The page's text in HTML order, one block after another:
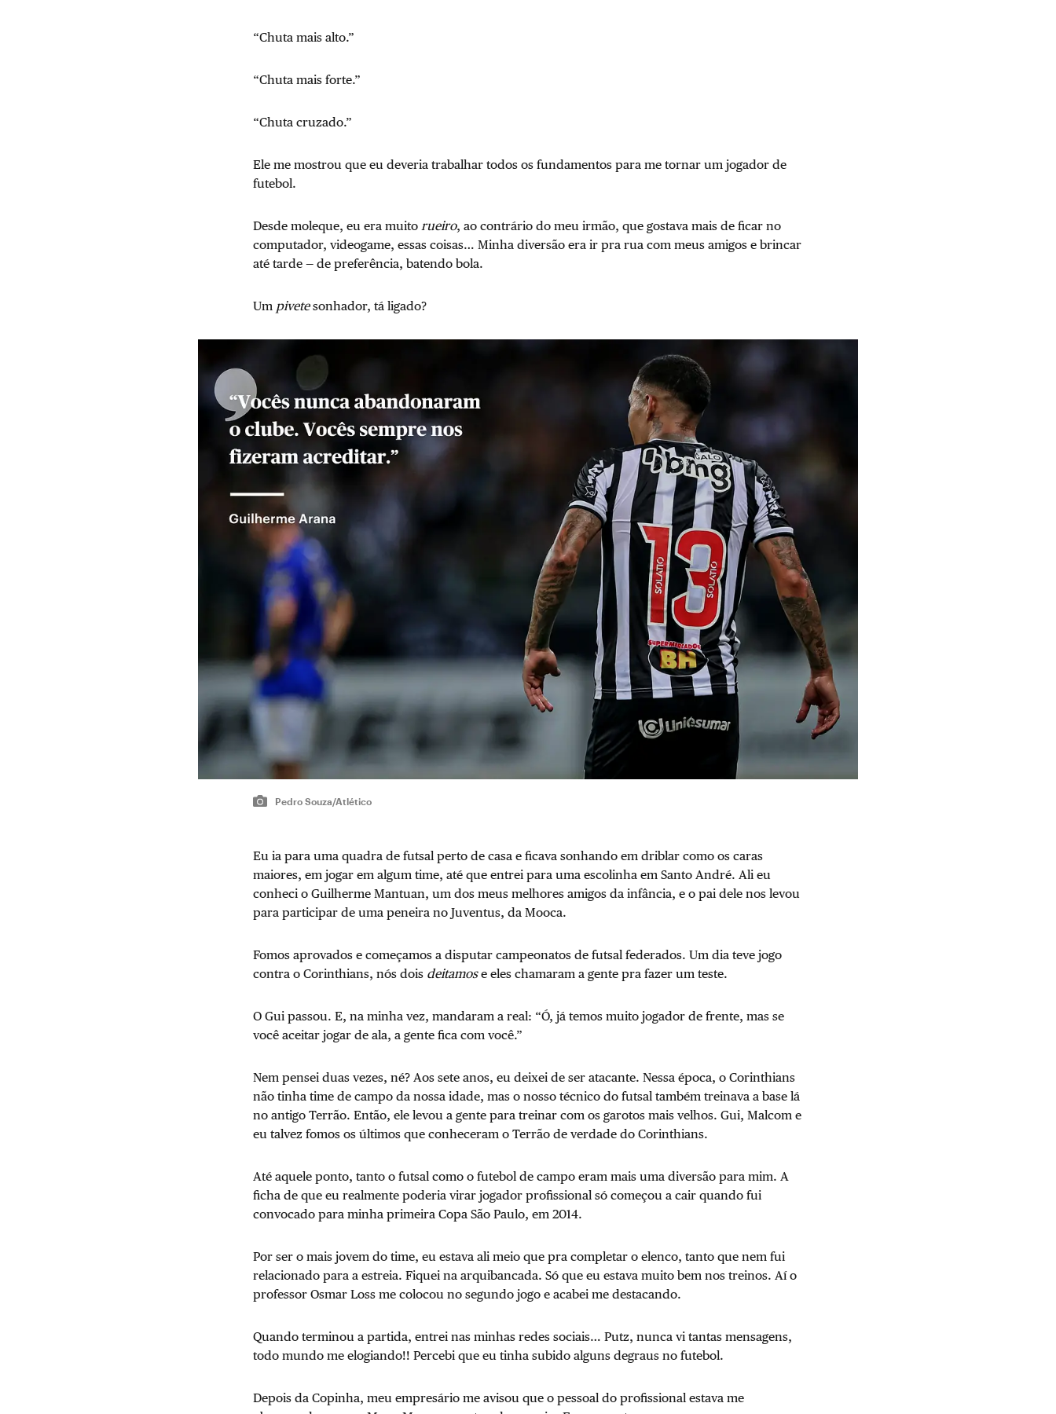
“Chuta mais alto.”
“Chuta mais forte.”
“Chuta cruzado.”
Ele me mostrou que eu deveria trabalhar todos os fundamentos para me tornar um jogador de
futebol.
Desde moleque, eu era muito rueiro, ao contrário do meu irmão, que gostava mais de ficar no
computador, videogame, essas coisas… Minha diversão era ir pra rua com meus amigos e brincar
até tarde — de preferência, batendo bola.
Um pivetesonhador, tá ligado?
Pedro Souza/Atlético
Eu ia para uma quadra de futsal perto de casa e ficava sonhando em driblar como os caras
maiores, em jogar em algum time, até que entrei para uma escolinha em Santo André. Ali eu
conheci o Guilherme Mantuan, um dos meus melhores amigos da infância, e o pai dele nos levou
para participar de uma peneira no Juventus, da Mooca.
Fomos aprovados e começamos a disputar campeonatos de futsal federados. Um dia teve jogo
contra o Corinthians, nós dois deitamose eles chamaram a gente pra fazer um teste.
O Gui passou. E, na minha vez, mandaram a real: “Ó, já temos muito jogador de frente, mas se
você aceitar jogar de ala, a gente fica com você.”
Nem pensei duas vezes, né? Aos sete anos, eu deixei de ser atacante. Nessa época, o Corinthians
não tinha time de campo da nossa idade, mas o nosso técnico do futsal também treinava a base lá
no antigo Terrão. Então, ele levou a gente para treinar com os garotos mais velhos. Gui, Malcom e
eu talvez fomos os últimos que conheceram o Terrão de verdade do Corinthians.
Até aquele ponto, tanto o futsal como o futebol de campo eram mais uma diversão para mim. A
ficha de que eu realmente poderia virar jogador profissional só começou a cair quando fui
convocado para minha primeira Copa São Paulo, em 2014.
Por ser o mais jovem do time, eu estava ali meio que pra completar o elenco, tanto que nem fui
relacionado para a estreia. Fiquei na arquibancada. Só que eu estava muito bem nos treinos. Aí o
professor Osmar Loss me colocou no segundo jogo e acabei me destacando.
Quando terminou a partida, entrei nas minhas redes sociais… Putz, nunca vi tantas mensagens,
todo mundo me elogiando!! Percebi que eu tinha subido alguns degraus no futebol.
Depois da Copinha, meu empresário me avisou que o pessoal do profissional estava me